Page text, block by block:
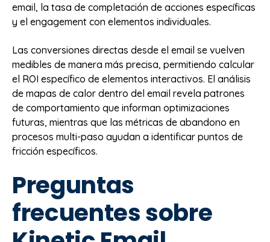
email, la tasa de completación de acciones específicas
y el engagement con elementos individuales.
Las conversiones directas desde el email se vuelven
medibles de manera más precisa, permitiendo calcular
el ROI específico de elementos interactivos. El análisis
de mapas de calor dentro del email revela patrones
de comportamiento que informan optimizaciones
futuras, mientras que las métricas de abandono en
procesos multi-paso ayudan a identificar puntos de
fricción específicos.
Preguntas
frecuentes sobre